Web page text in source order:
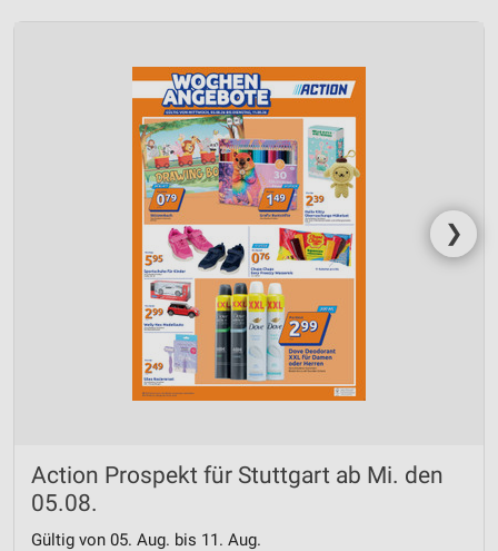
❯
Action Prospekt für Stuttgart ab Mi. den
05.08.
Gültig von 05. Aug. bis 11. Aug.